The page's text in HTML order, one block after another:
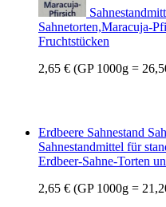
Sahnetorten,Maracuja-
Fruchtstücken
2,65 € (GP 1000g =
Erdbeere Sahnestand
Sahnestandmittel für
Erdbeer-Sahne-Torten
2,65 € (GP 1000g =